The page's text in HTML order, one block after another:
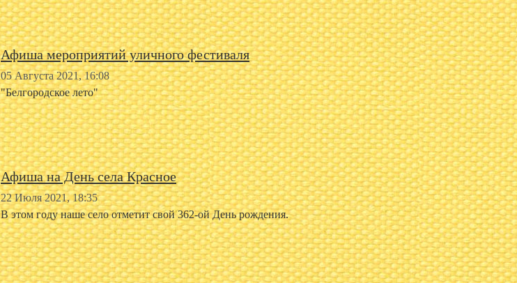
Афиша мероприятий уличного фестиваля
05 Августа 2021, 16:08
"Белгородское лето"
Афиша на День села Красное
22 Июля 2021, 18:35
В этом году наше село отметит свой 362-ой День рождения.